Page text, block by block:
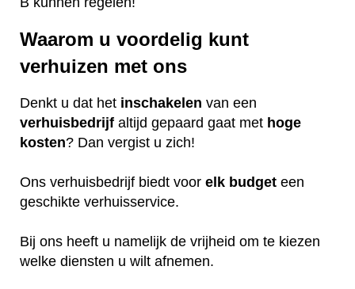
Waarom u voordelig kunt
verhuizen met ons
Denkt u dat het inschakelen van een
verhuisbedrijf altijd gepaard gaat met hoge
kosten? Dan vergist u zich!
Ons verhuisbedrijf biedt voor elk budget een
geschikte verhuisservice.
Bij ons heeft u namelijk de vrijheid om te kiezen
welke diensten u wilt afnemen.